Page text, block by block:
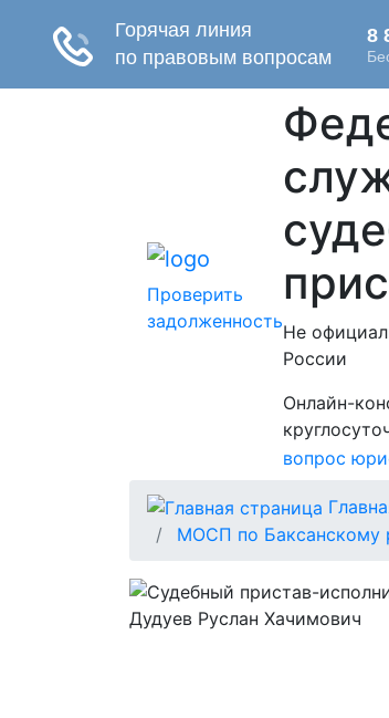
Проверить
задолженность
Не
России
Онлайн-
вопрос
МОСП по Баксанскому